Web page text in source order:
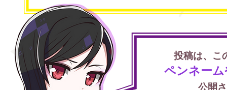
投稿は、こ
ペンネー
公開